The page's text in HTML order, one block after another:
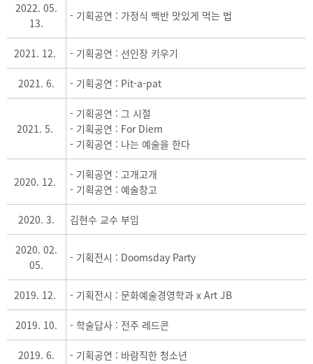
2022. 05.
13.
- 기획공연 : 가정식 백반 맛있게 먹는 법
2021. 12. - 기획공연 : 선인장 키우기
2021. 6. - 기획공연 : Pit-a-pat
2021. 5.
- 기획공연 : 그 시절
- 기획공연 : For Diem
- 기획공연 : 나는 예술을 한다
2020. 12.
- 기획공연 : 고개고개
- 기획공연 : 예술창고
2020. 3. 김현수 교수 부임
2020. 02.
05.
- 기획전시 : Doomsday Party
2019. 12. - 기획전시 : 문화예술경영학과 x Art JB
2019. 10. - 학술답사 : 전주 레드콘
2019. 6. - 기획공연 : 바람직한 청소년